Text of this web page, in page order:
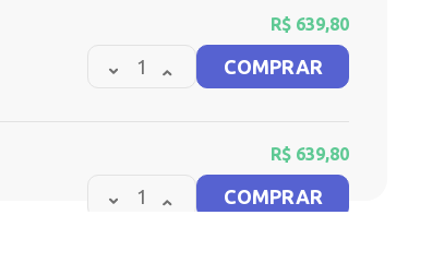
R$ 639,80
COMPRAR
R$ 639,80
COMPRAR